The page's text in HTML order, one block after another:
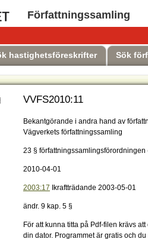
Författningssamling
hastighetsföreskrifter Sök
VVFS2010:11
Bekantgörande i andra hand av
Vägverkets författningssamling
23 § författningssamlingsförordningen
2010-04-01
2003:17 Ikraftträdande 2003-05-01
ändr. 9 kap. 5 §
För att kunna titta på Pdf-filen krävs
din dator. Programmet är gratis och